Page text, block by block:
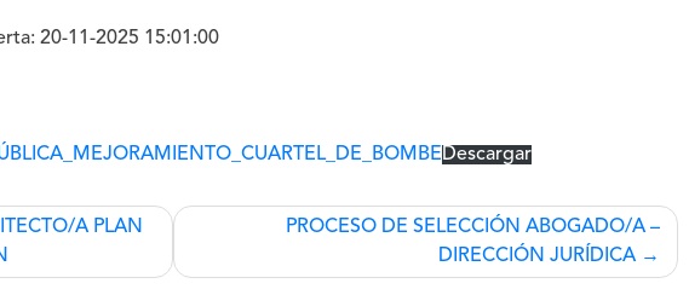
20-11-2025 15:01:00
Descargar
A PLAN
PROCESO DE SELECCIÓN ABOGADO/A –
DIRECCIÓN JURÍDICA